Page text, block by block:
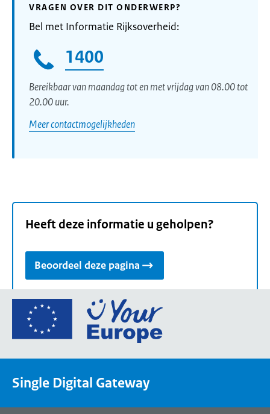
VRAGEN OVER DIT ONDERWERP?
Bel met Informatie Rijksoverheid:
1400
Bereikbaar van maandag tot en met vrijdag van 08.00 tot
20.00 uur.
Meer contactmogelijkheden
Heeft deze informatie u geholpen?
Beoordeel deze pagina
Ga
de
een
Single Digital Gateway